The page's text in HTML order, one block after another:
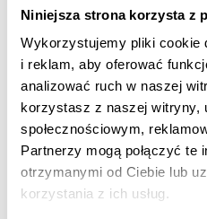
Niniejsza strona korzysta z
Wykorzystujemy pliki cookie
i reklam, aby oferować
analizować ruch w naszej
korzystasz z naszej witryny,
społecznościowym,
Partnerzy mogą połączyć te
otrzymanymi od Ciebie lub
korzystania z ich usług.
Przeglądać swoje
onboardingu.
Mniej pytań do HR, więcej
— to realna korzyść dla
Korzyści dla
owców – jak
usprawnia